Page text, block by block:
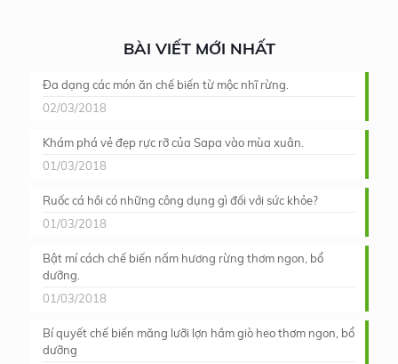
BÀI VIẾT MỚI NHẤT
Đa dạng các món ăn chế biến từ mộc nhĩ rừng.
02/03/2018
Khám phá vẻ đẹp rực rỡ của Sapa vào mùa xuân.
01/03/2018
Ruốc cá hồi có những công dụng gì đối với sức khỏe?
01/03/2018
Bật mí cách chế biến nấm hương rừng thơm ngon, bổ
dưỡng.
01/03/2018
Bí quyết chế biến măng lưỡi lợn hầm giò heo thơm ngon, bổ
dưỡng